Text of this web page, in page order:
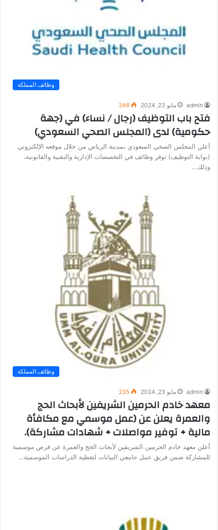
وظائف المملكة
admin مايو 23, 2024 246
فتح باب التوظيف (رجال / نساء) في (جهة
حكومية) لدى (المجلس الصحي السعودي)
أعلن المجلس الصحي السعودي بمدينة الرياض من خلال موقعه الإلكتروني
(بوابة التوظيف) توفر وظائف في التخصصات الإدارية والتقنية والقانونية،
وذلك…
وظائف المملكة
admin مايو 23, 2024 235
معهد خادم الحرمين الشريفين لأبحاث الحج
والعمرة يعلن عن (عمل موسمي مع مكافأة
مالية + توفير مواصلات + شهادات مشاركة).
أعلن معهد خادم الحرمين الشريفين لأبحاث الحج والعمرة عن فرص موسمية
للمشاركة ضمن فريق عمل جامعي البيانات لتغطية الدراسات الموسمية…